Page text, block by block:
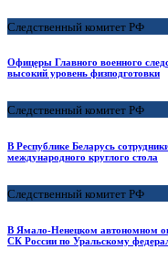
Следственный комитет РФ
Офицеры Главного военного
высокий уровень физподготовки
Следственный комитет РФ
В Республике Беларусь
международного круглого стола
Следственный комитет РФ
В Ямало-Ненецком автономном
СК России по Уральскому